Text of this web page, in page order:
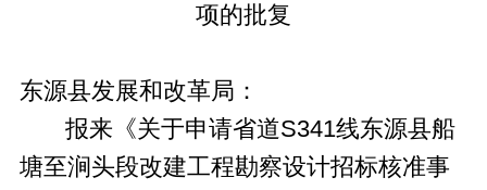
项的批复
东源县发展和改革局：
报来《关于申请省道S341线东源县船
塘至涧头段改建工程勘察设计招标核准事